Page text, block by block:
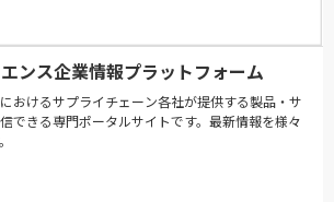
ンス企業情報プラットフォーム
おけるサプライチェーン各社が提供する製品・サ
できる専門ポータルサイトです。最新情報を様々